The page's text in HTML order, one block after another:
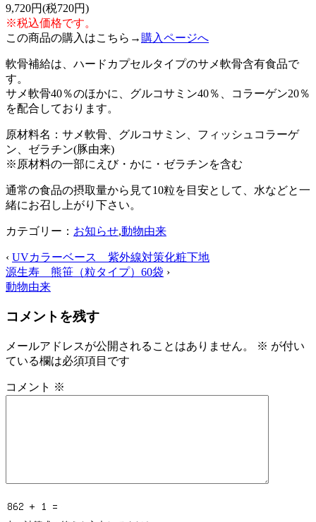
9,720円(税720円)
※税込価格です。
この商品の購入はこちら→ 購入ページへ
軟骨補給は、ハードカプセルタイプのサメ軟骨含有食品で
す。
サメ軟骨40％のほかに、グルコサミン40％、コラーゲン20％
を配合しております。
原材料名：サメ軟骨、グルコサミン、フィッシュコラーゲ
ン、ゼラチン(豚由来)
※原材料の一部にえび・かに・ゼラチンを含む
通常の食品の摂取量から見て10粒を目安として、水などと一
緒にお召し上がり下さい。
カテゴリー： お知らせ,動物由来
‹ UVカラーベース 紫外線対策化粧下地
源生寿 熊笹（粒タイプ）60袋 ›
動物由来
コメントを残す
メールアドレスが公開されることはありません。 ※ が付い
ている欄は必須項目です
コメント ※